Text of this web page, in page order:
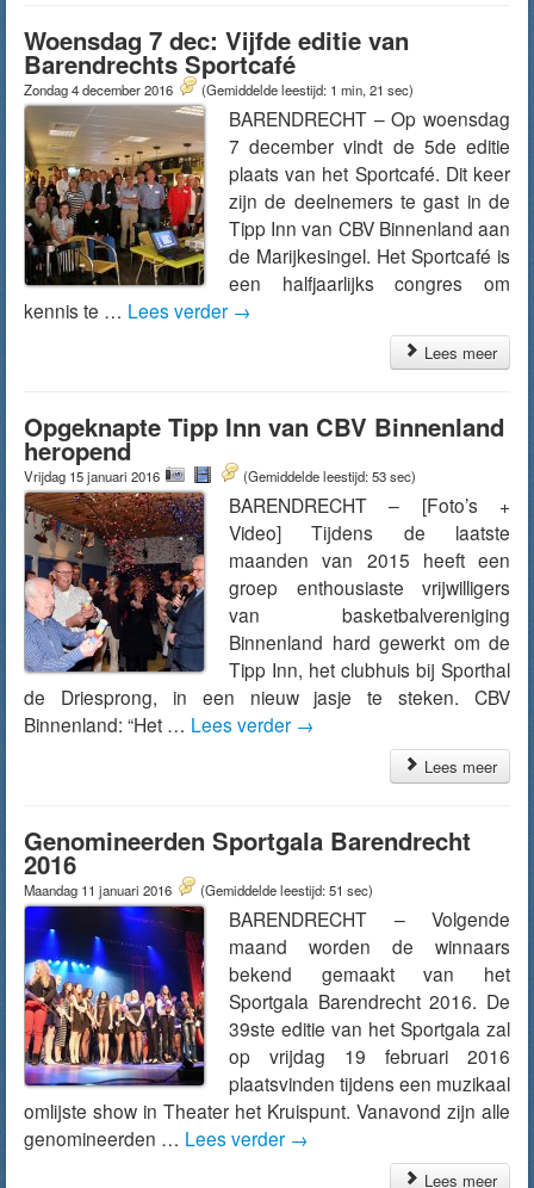
Woensdag 7 dec: Vijfde editie van
Barendrechts Sportcafé
Zondag 4 december 2016 (Gemiddelde leestijd: 1 min, 21 sec)
BARENDRECHT – Op woensdag
7 december vindt de 5de editie
plaats van het Sportcafé. Dit keer
zijn de deelnemers te gast in de
Tipp Inn van CBV Binnenland aan
de Marijkesingel. Het Sportcafé is
een halfjaarlijks congres om
kennis te … Lees verder →
Lees meer
Opgeknapte Tipp Inn van CBV Binnenland
heropend
Vrijdag 15 januari 2016 (Gemiddelde leestijd: 53 sec)
BARENDRECHT – [Foto’s +
Video] Tijdens de laatste
maanden van 2015 heeft een
groep enthousiaste vrijwilligers
van basketbalvereniging
Binnenland hard gewerkt om de
Tipp Inn, het clubhuis bij Sporthal
de Driesprong, in een nieuw jasje te steken. CBV
Binnenland: “Het … Lees verder →
Lees meer
Genomineerden Sportgala Barendrecht
2016
Maandag 11 januari 2016 (Gemiddelde leestijd: 51 sec)
BARENDRECHT – Volgende
maand worden de winnaars
bekend gemaakt van het
Sportgala Barendrecht 2016. De
39ste editie van het Sportgala zal
op vrijdag 19 februari 2016
plaatsvinden tijdens een muzikaal
omlijste show in Theater het Kruispunt. Vanavond zijn alle
genomineerden … Lees verder →
Lees meer